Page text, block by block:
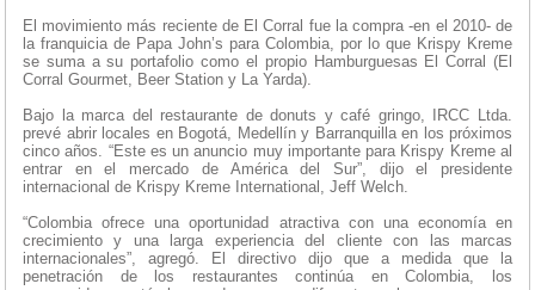
El movimiento más reciente de El Corral fue la compra -en el 2010- de
la franquicia de Papa John’s para Colombia, por lo que Krispy Kreme
se suma a su portafolio como el propio Hamburguesas El Corral (El
Corral Gourmet, Beer Station y La Yarda).
Bajo la marca del restaurante de donuts y café gringo, IRCC Ltda.
prevé abrir locales en Bogotá, Medellín y Barranquilla en los próximos
cinco años. “Este es un anuncio muy importante para Krispy Kreme al
entrar en el mercado de América del Sur”, dijo el presidente
internacional de Krispy Kreme International, Jeff Welch.
“Colombia ofrece una oportunidad atractiva con una economía en
crecimiento y una larga experiencia del cliente con las marcas
internacionales”, agregó. El directivo dijo que a medida que la
penetración de los restaurantes continúa en Colombia, los